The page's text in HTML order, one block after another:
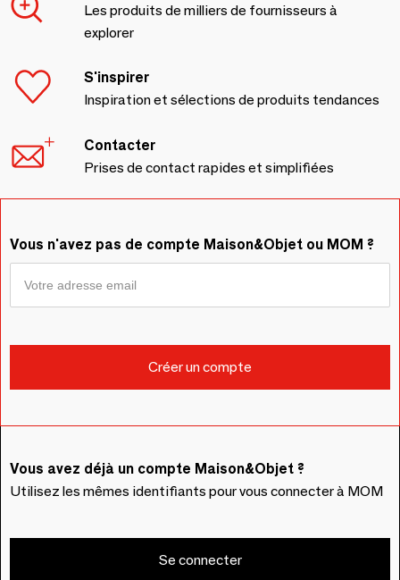
Les produits de milliers de fournisseurs à
explorer
S'inspirer
Inspiration et sélections de produits tendances
Contacter
Prises de contact rapides et simplifiées
Vous n'avez pas de compte Maison&Objet ou MOM ?
Vous avez déjà un compte Maison&Objet ?
Utilisez les mêmes identifiants pour vous connecter à MOM
Se connecter